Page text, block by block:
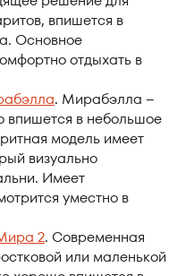
впишется в
Основное
отдыхать в
. Мирабэлла –
впишется в небольшое
модель имеет
визуально
Имеет
уместно в
2. Современная
или маленькой